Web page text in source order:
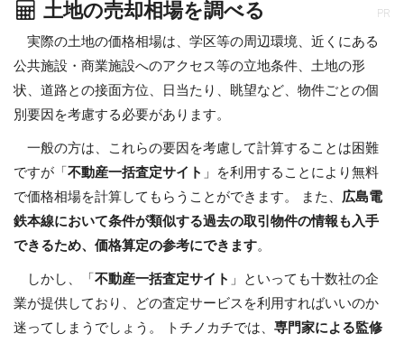
土地の売却相場を調べる PR
実際の土地の価格相場は、学区等の周辺環境、近くにある
公共施設・商業施設へのアクセス等の立地条件、土地の形
状、道路との接面方位、日当たり、眺望など、物件ごとの個
別要因を考慮する必要があります。
一般の方は、これらの要因を考慮して計算することは困難
ですが「 不動産一括査定サイト 」を利用することにより無料
で価格相場を計算してもらうことができます。 また、 広島電
鉄本線において条件が類似する過去の取引物件の情報も入手
できるため、価格算定の参考にできます。
しかし、「 不動産一括査定サイト 」といっても十数社の企
業が提供しており、どの査定サービスを利用すればいいのか
迷ってしまうでしょう。 トチノカチでは、 専門家による監修